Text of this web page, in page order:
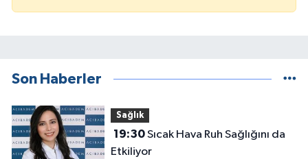
Son Haberler
Sağlık
19:30Sıcak Hava Ruh Sağlığını da
Etkiliyor